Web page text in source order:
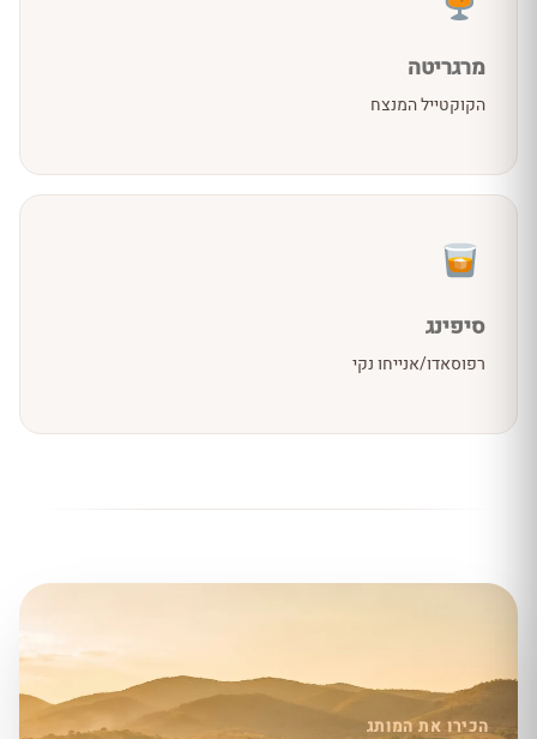
מרגריטה
הקוקטייל המנצח
סיפינג
רפוסאדו/אנייחו נקי
הכירו את המותג